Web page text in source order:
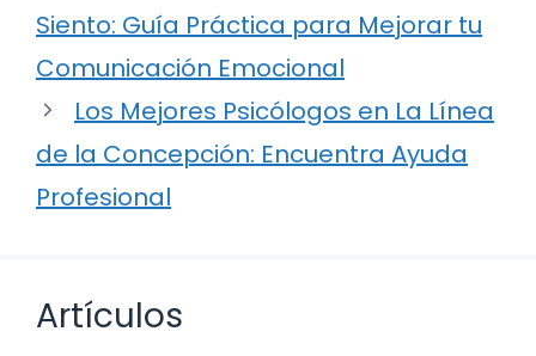
Siento: Guía Práctica para Mejorar tu
Comunicación Emocional
Los Mejores Psicólogos en La Línea
de la Concepción: Encuentra Ayuda
Profesional
Artículos